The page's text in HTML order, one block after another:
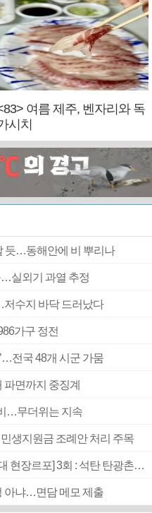
여름 제주, 벤자리와 독
시치
듯…동해안에 비 뿌리나
…실외기 과열 추정
수지 바닥 드러났다
가구 정전
’…전국 48개 시군 가뭄
파면까지 중징계
…무더위는 지속
생지원금 조례안 처리 주목
[2026 부산청소년극지체험탐험대 현장르포] 3회 : 석탄 탄광촌에서 북극 연구의 중심지로
아냐…면담 메모 제출